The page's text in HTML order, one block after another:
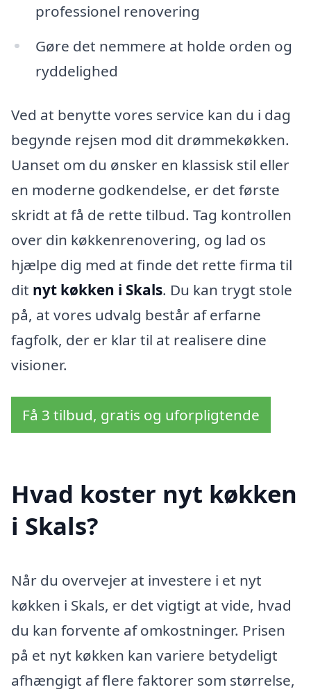
professionel renovering
Gøre det nemmere at holde orden og
ryddelighed
Ved at benytte vores service kan du i dag
begynde rejsen mod dit drømmekøkken.
Uanset om du ønsker en klassisk stil eller
en moderne godkendelse, er det første
skridt at få de rette tilbud. Tag kontrollen
over din køkkenrenovering, og lad os
hjælpe dig med at finde det rette firma til
dit nyt køkken i Skals. Du kan trygt stole
på, at vores udvalg består af erfarne
fagfolk, der er klar til at realisere dine
visioner.
Få 3 tilbud, gratis og uforpligtende
Hvad koster nyt køkken
i Skals?
Når du overvejer at investere i et nyt
køkken i Skals, er det vigtigt at vide, hvad
du kan forvente af omkostninger. Prisen
på et nyt køkken kan variere betydeligt
afhængigt af flere faktorer som størrelse,